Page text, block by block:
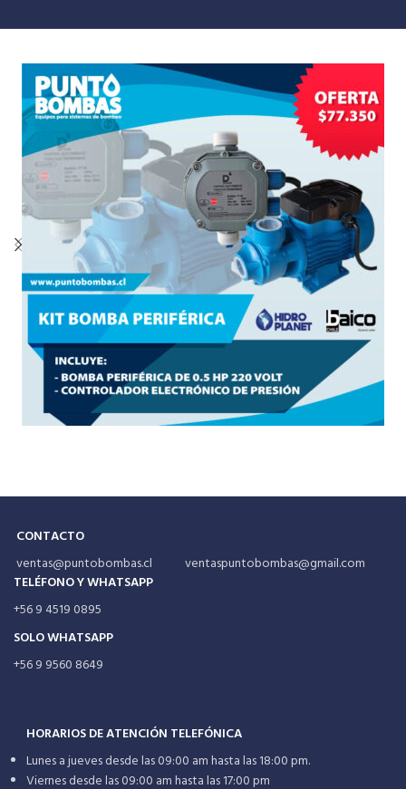
CONTACTO
ventas@puntobombas.cl ventaspuntobombas@gmail.com
TELÉFONO Y WHATSAPP
+56 9 4519 0895
SOLO WHATSAPP
+56 9 9560 8649
HORARIOS DE ATENCIÓN TELEFÓNICA
Lunes a jueves desde las 09:00 am hasta las 18:00 pm.
Viernes desde las 09:00 am hasta las 17:00 pm